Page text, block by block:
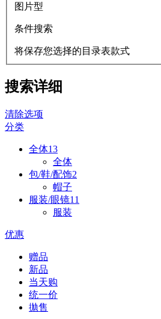
图片型
条件搜索
将保存您选择的目录表款式
搜索详细
清除选项
分类
全体13
全体
包/鞋/配饰2
帽子
服装/眼镜11
服装
优惠
赠品
新品
当天购
统一价
拋售